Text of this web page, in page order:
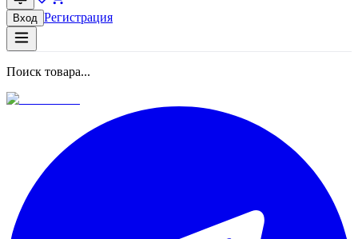
Вход Регистрация
Поиск товара...